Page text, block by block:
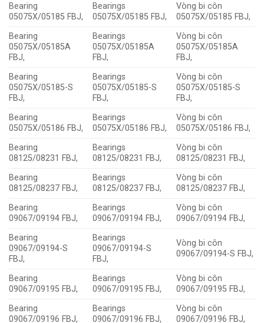
Bearing
05075X/05185 FBJ,
Bearings
05075X/05185 FBJ,
Vòng bi côn
05075X/05185 FBJ,
Bearing
05075X/05185A
FBJ,
Bearings
05075X/05185A
FBJ,
Vòng bi côn
05075X/05185A
FBJ,
Bearing
05075X/05185-S
FBJ,
Bearings
05075X/05185-S
FBJ,
Vòng bi côn
05075X/05185-S
FBJ,
Bearing
05075X/05186 FBJ,
Bearings
05075X/05186 FBJ,
Vòng bi côn
05075X/05186 FBJ,
Bearing
08125/08231 FBJ,
Bearings
08125/08231 FBJ,
Vòng bi côn
08125/08231 FBJ,
Bearing
08125/08237 FBJ,
Bearings
08125/08237 FBJ,
Vòng bi côn
08125/08237 FBJ,
Bearing
09067/09194 FBJ,
Bearings
09067/09194 FBJ,
Vòng bi côn
09067/09194 FBJ,
Bearing
09067/09194-S
FBJ,
Bearings
09067/09194-S
FBJ,
Vòng bi côn
09067/09194-S FBJ,
Bearing
09067/09195 FBJ,
Bearings
09067/09195 FBJ,
Vòng bi côn
09067/09195 FBJ,
Bearing
09067/09196 FBJ,
Bearings
09067/09196 FBJ,
Vòng bi côn
09067/09196 FBJ,